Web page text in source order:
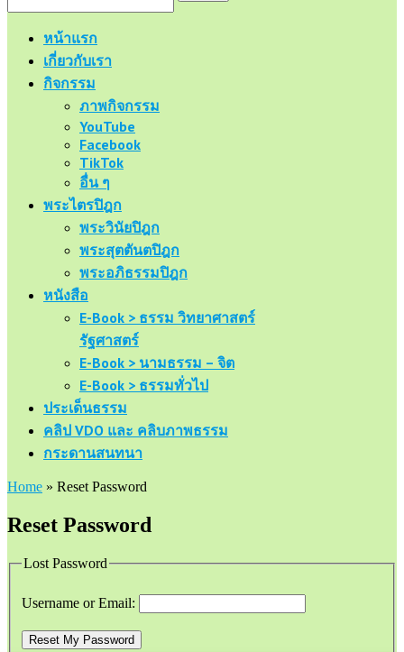
หน้าแรก
เกี่ยวกับเรา
กิจกรรม
ภาพกิจกรรม
YouTube
Facebook
TikTok
อื่น ๆ
พระไตรปิฎก
พระวินัยปิฎก
พระสุตตันตปิฎก
พระอภิธรรมปิฎก
หนังสือ
E-Book > ธรรม วิทยาศาสตร์
รัฐศาสตร์
E-Book > นามธรรม – จิต
E-Book > ธรรมทั่วไป
ประเด็นธรรม
คลิป VDO และ คลิบภาพธรรม
กระดานสนทนา
Home » Reset Password
Reset Password
Lost Password
Username or Email:
Reset My Password